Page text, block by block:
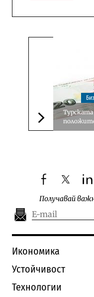
Следваща
facebooktwitter
Получавай
Икономика
Устойчивост
Технологии